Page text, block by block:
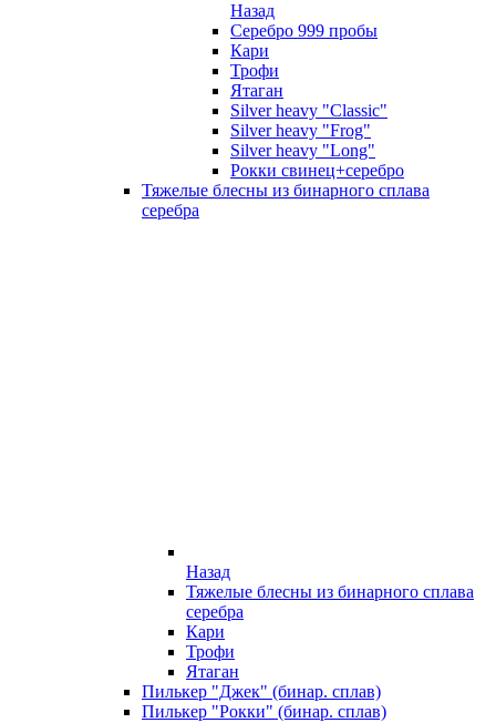
Назад
Серебро 999 пробы
Кари
Трофи
Ятаган
Silver heavy "Classic"
Silver heavy "Frog"
Silver heavy "Long"
Рокки свинец+серебро
Тяжелые блесны из бинарного сплава
серебра
Назад
Тяжелые блесны из бинарного сплава
серебра
Кари
Трофи
Ятаган
Пилькер "Джек" (бинар. сплав)
Пилькер "Рокки" (бинар. сплав)